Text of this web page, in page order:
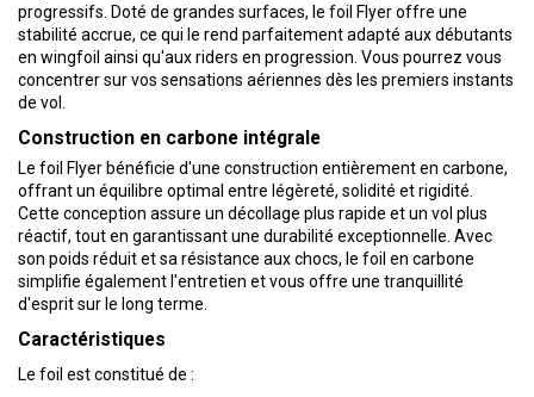
progressifs. Doté de grandes surfaces, le foil Flyer offre une
stabilité accrue, ce qui le rend parfaitement adapté aux débutants
en wingfoil ainsi qu'aux riders en progression. Vous pourrez vous
concentrer sur vos sensations aériennes dès les premiers instants
de vol.
Construction en carbone intégrale
Le foil Flyer bénéficie d'une construction entièrement en carbone,
offrant un équilibre optimal entre légèreté, solidité et rigidité.
Cette conception assure un décollage plus rapide et un vol plus
réactif, tout en garantissant une durabilité exceptionnelle. Avec
son poids réduit et sa résistance aux chocs, le foil en carbone
simplifie également l'entretien et vous offre une tranquillité
d'esprit sur le long terme.
Caractéristiques
Le foil est constitué de :